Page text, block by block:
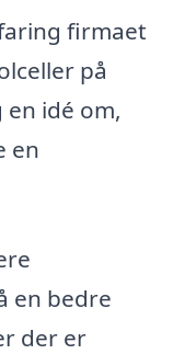
firmaet
på
idé om,
en
en bedre
der er